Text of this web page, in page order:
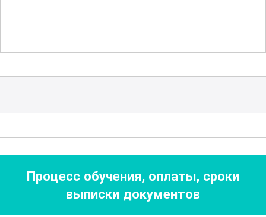
Участники получат ценные советы по
для работников прачечных, но и для
домохозяек, стремящихся к
идеальному порядку в доме.
Этот курс предоставляет возможность
Процесс обучения, оплаты, сроки
выписки документов